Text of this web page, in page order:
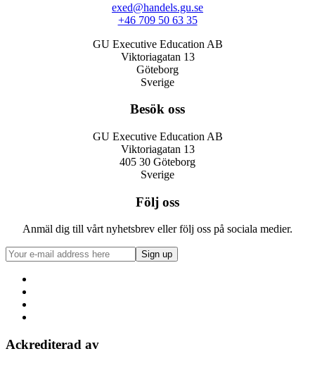
exed@handels.gu.se
+46 709 50 63 35
GU Executive Education AB
Viktoriagatan 13
Göteborg
Sverige
Besök oss
GU Executive Education AB
Viktoriagatan 13
405 30 Göteborg
Sverige
Följ oss
Anmäl dig till vårt nyhetsbrev eller följ oss på sociala medier.
Ackrediterad av